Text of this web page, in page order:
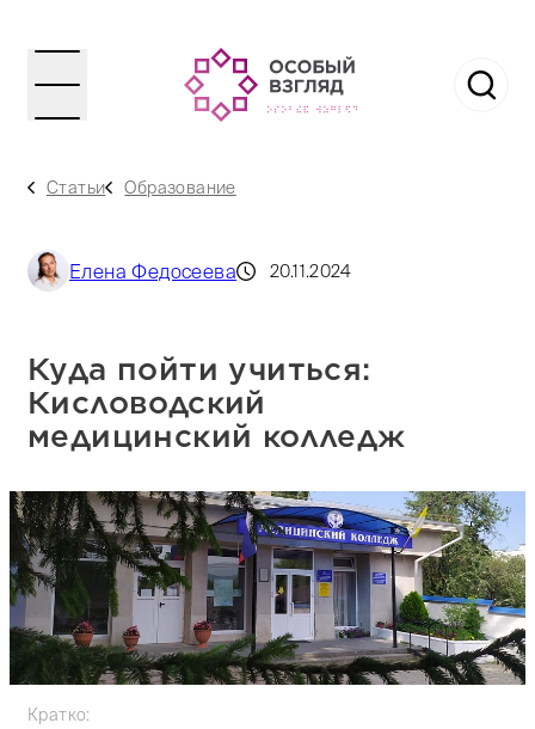
Статьи Образование
Елена Федосеева 20.11.2024
Куда пойти учиться:
Кисловодский
медицинский колледж
Кратко: